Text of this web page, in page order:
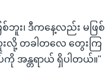
ဘူး၊ ဒီကနေ့လည်း မဖြစ်
းလို့ တခါတလေ တွေးကြ
အန္တရာယ် ရှိပါတယ်။"